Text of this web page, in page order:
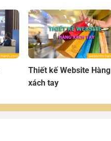
Thiết kế Website Hàng
xách tay